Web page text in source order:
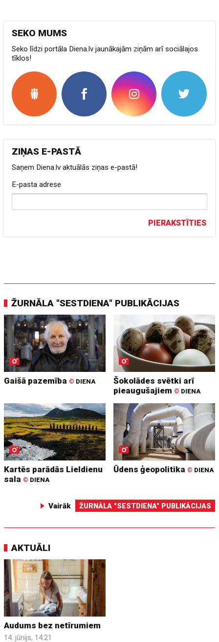
SEKO MUMS
Seko līdzi portāla Diena.lv jaunākajām ziņām arī sociālajos
tīklos!
ZIŅAS E-PASTĀ
Saņem Diena.lv aktuālās ziņas e-pastā!
E-pasta adrese
PIERAKSTĪTIES
ŽURNĀLA "SESTDIENA" PUBLIKĀCIJAS
Gaišā pazemība © DIENA
Šokolādes svētki arī
pieaugušajiem © DIENA
Kartēs parādās Lieldienu
sala © DIENA
Ūdens ģeopolitika © DIENA
Vairāk ŽURNĀLA "SESTDIENA" PUBLIKĀCIJAS
AKTUĀLI
Audums bez netīrumiem
14. jūnijs, 14:21